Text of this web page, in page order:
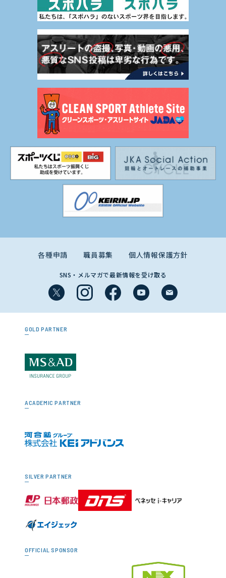
各種申請 職員募集 個人情報保護方針
SNS・メルマガで最新情報を受け取る
GOLD PARTNER
ACADEMIC PARTNER
SILVER PARTNER
OFFICIAL SPONSOR